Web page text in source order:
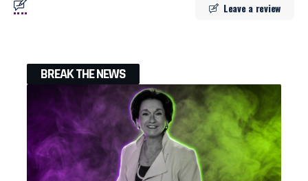
Leave a review
BREAK THE NEWS